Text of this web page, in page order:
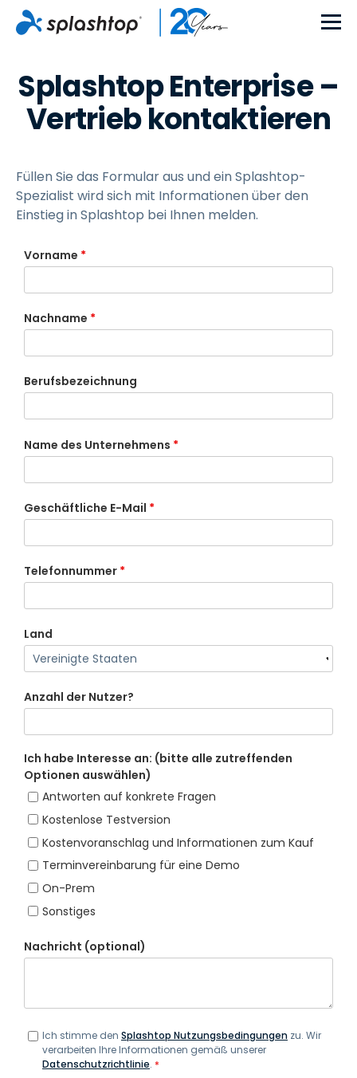
Splashtop Enterprise –
Vertrieb kontaktieren
Füllen Sie das Formular aus und ein Splashtop-
Spezialist wird sich mit Informationen über den
Einstieg in Splashtop bei Ihnen melden.
Vorname *
Nachname *
Berufsbezeichnung
Name des Unternehmens *
Geschäftliche E-Mail *
Telefonnummer *
Land
Anzahl der Nutzer?
Ich habe Interesse an: (bitte alle zutreffenden
Optionen auswählen)
Antworten auf konkrete Fragen
Kostenlose Testversion
Kostenvoranschlag und Informationen zum Kauf
Terminvereinbarung für eine Demo
On-Prem
Sonstiges
Nachricht (optional)
Ich stimme den Splashtop Nutzungsbedingungen zu. Wir
verarbeiten Ihre Informationen gemäß unserer
Datenschutzrichtlinie. *